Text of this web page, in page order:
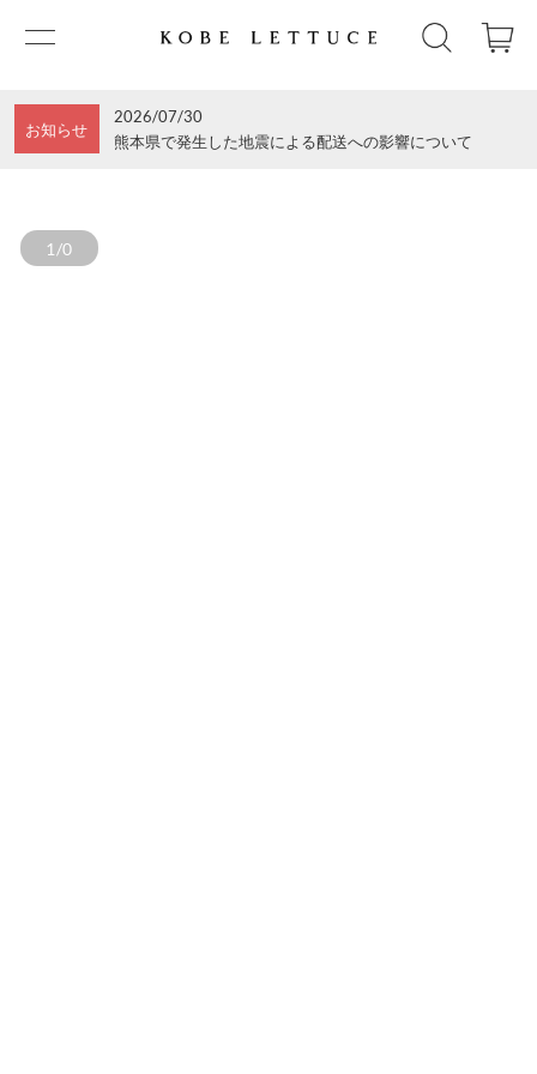
お知らせ
2026/07/30
熊本県で発生した地震による配送への影響について
1/0